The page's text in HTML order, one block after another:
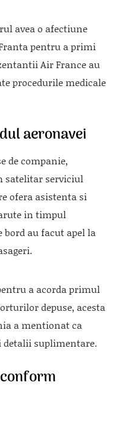
avea o afectiune
pentru a primi
Air France au
procedurile medicale
aeronavei
de companie,
satelitar serviciul
ofera asistenta si
in timpul
au facut apel la
a acorda primul
depuse, acesta
a mentionat ca
detalii suplimentare.